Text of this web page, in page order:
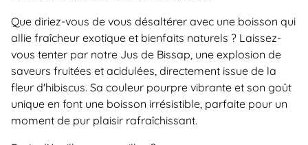
Que diriez-vous de vous désaltérer avec une boisson qui
allie fraîcheur exotique et bienfaits naturels ? Laissez-
vous tenter par notre Jus de Bissap, une explosion de
saveurs fruitées et acidulées, directement issue de la
fleur d'hibiscus. Sa couleur pourpre vibrante et son goût
unique en font une boisson irrésistible, parfaite pour un
moment de pur plaisir rafraîchissant.